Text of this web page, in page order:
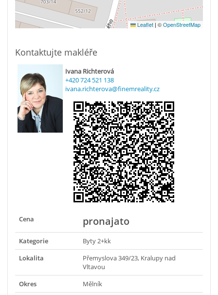
Leaflet | ©OpenStreetMap
Kontaktujte makléře
Ivana Richterová
+420 724 521 138
ivana.richterova@finemreality.cz
Cena pronajato
Kategorie
Byty 2+kk
Lokalita
Přemyslova 349/23, Kralupy nad
Vltavou
Okres
Mělník